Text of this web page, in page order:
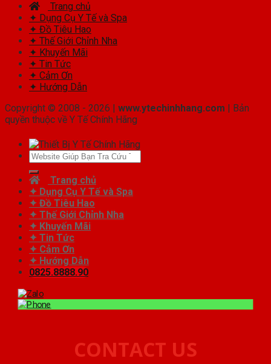
Trang chủ
✦ Dụng Cụ Y Tế và Spa
✦ Đồ Tiêu Hao
✦ Thế Giới Chỉnh Nha
✦ Khuyến Mãi
✦ Tin Tức
✦ Cảm Ơn
✦ Hướng Dẫn
Copyright © 2008 - 2026 | www.ytechinhhang.com | Bản
quyền thuộc về Y Tế Chính Hãng
Tìm
kiếm:
Trang chủ
✦ Dụng Cụ Y Tế và Spa
✦ Đồ Tiêu Hao
✦ Thế Giới Chỉnh Nha
✦ Khuyến Mãi
✦ Tin Tức
✦ Cảm Ơn
✦ Hướng Dẫn
0825.8888.90
CONTACT US